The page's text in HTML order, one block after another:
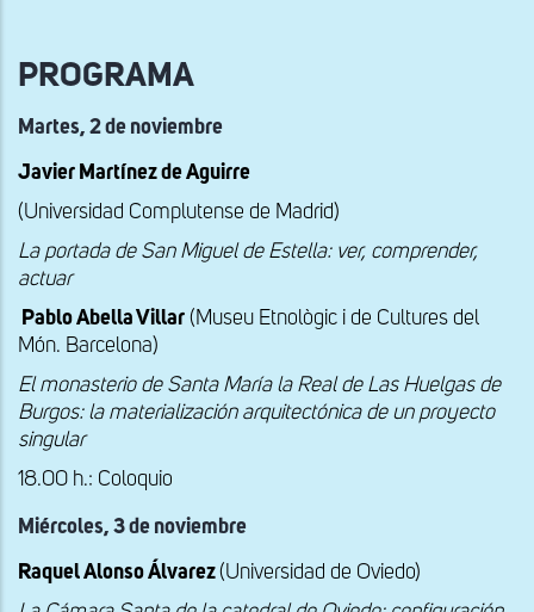
PROGRAMA
Martes, 2 de noviembre
Javier Martínez de Aguirre
(Universidad Complutense de Madrid)
La portada de San Miguel de Estella: ver, comprender,
actuar
Pablo Abella Villar (Museu Etnològic i de Cultures del
Món. Barcelona)
El monasterio de Santa María la Real de Las Huelgas de
Burgos: la materialización arquitectónica de un proyecto
singular
18.00 h.: Coloquio
Miércoles, 3 de noviembre
Raquel Alonso Álvarez(Universidad de Oviedo)